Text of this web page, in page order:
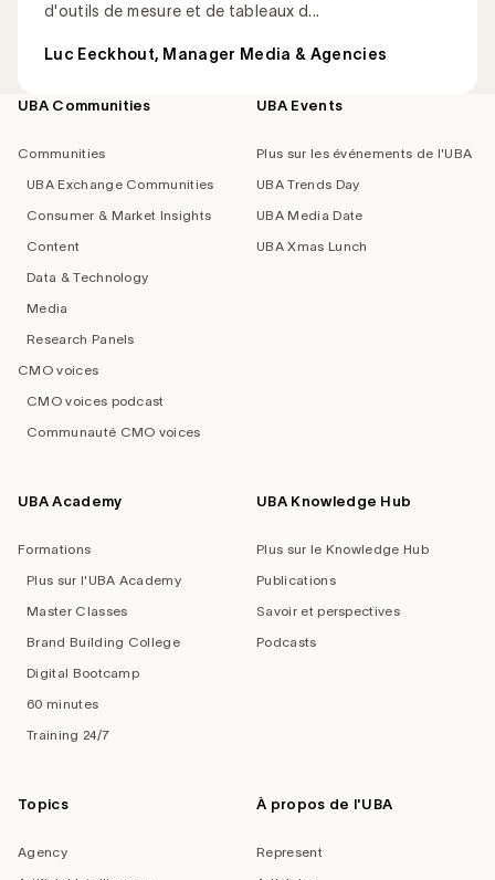
d'outils de mesure et de tableaux d...
Luc Eeckhout, Manager Media & Agencies
Footer
UBA Communities
Communities
UBA Exchange Communities
Consumer & Market Insights
Content
Data & Technology
Media
Research Panels
CMO voices
CMO voices podcast
Communauté CMO voices
UBA Events
Plus sur les événements de l'UBA
UBA Trends Day
UBA Media Date
UBA Xmas Lunch
UBA Academy
Formations
Plus sur l'UBA Academy
Master Classes
Brand Building College
Digital Bootcamp
60 minutes
Training 24/7
UBA Knowledge Hub
Plus sur le Knowledge Hub
Publications
Savoir et perspectives
Podcasts
Topics
Agency
À propos de l'UBA
Represent